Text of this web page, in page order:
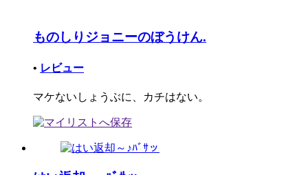
ものしりジョニーのぼうけん.
• レビュー
マケないしょうぶに、カチはない。